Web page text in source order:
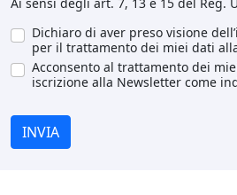
Dichiaro di aver preso visione
per il trattamento dei miei dati
Acconsento al trattamento dei
iscrizione alla Newsletter come
INVIA